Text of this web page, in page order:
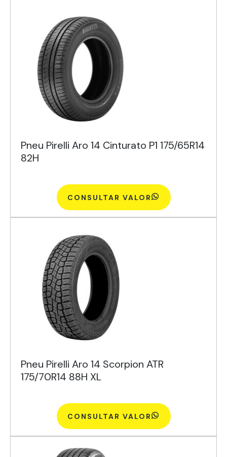
Pneu Pirelli Aro 14 Cinturato P1 175/65R14
82H
CONSULTAR VALOR
Pneu Pirelli Aro 14 Scorpion ATR
175/70R14 88H XL
CONSULTAR VALOR